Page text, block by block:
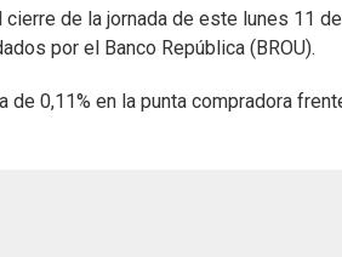
cierre de la jornada de este lunes 11
por el Banco República (BROU).
0,11% en la punta compradora